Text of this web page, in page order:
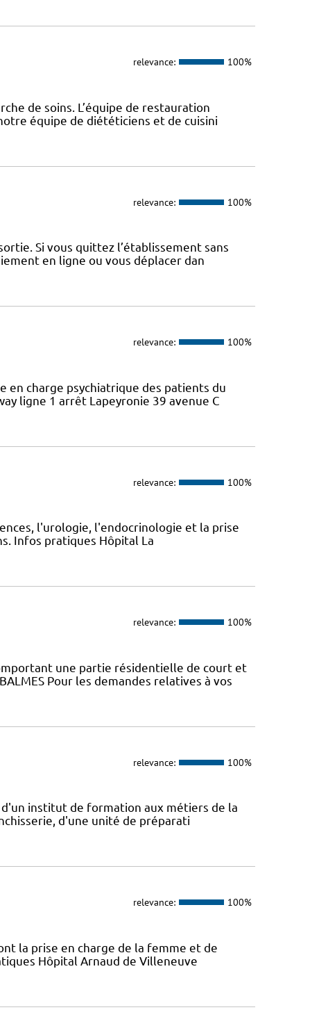
relevance: 100%
de soins. L’équipe de restauration
équipe de diététiciens et de cuisini
relevance: 100%
Si vous quittez l’établissement sans
en ligne ou vous déplacer dan
relevance: 100%
en charge psychiatrique des patients du
ligne 1 arrêt Lapeyronie 39 avenue C
relevance: 100%
l'urologie, l'endocrinologie et la prise
Infos pratiques Hôpital La
relevance: 100%
une partie résidentielle de court et
Pour les demandes relatives à vos
relevance: 100%
institut de formation aux métiers de la
d'une unité de préparati
relevance: 100%
la prise en charge de la femme et de
Hôpital Arnaud de Villeneuve